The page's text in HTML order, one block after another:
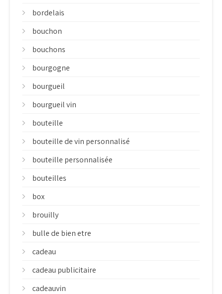
bordelais
bouchon
bouchons
bourgogne
bourgueil
bourgueil vin
bouteille
bouteille de vin personnalisé
bouteille personnalisée
bouteilles
box
brouilly
bulle de bien etre
cadeau
cadeau publicitaire
cadeauvin